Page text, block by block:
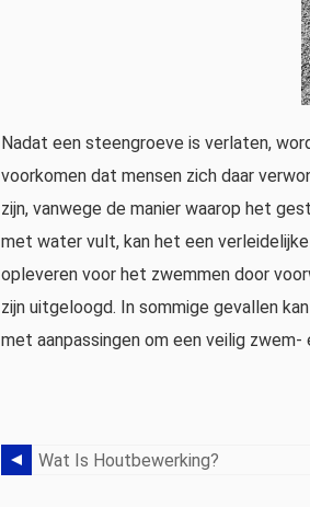
Nadat een steengroeve is verlaten,
voorkomen dat mensen zich daar
zijn, vanwege de manier waarop het
met water vult, kan het een
opleveren voor het zwemmen door
zijn uitgeloogd. In sommige gevallen
met aanpassingen om een ​​veilig
Wat Is Houtbewerking?